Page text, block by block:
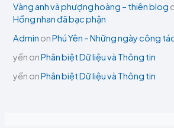
Vàng anh và phượng hoàng – thiên blog
Hồng nhan đã bạc phận
Admin onPhú Yên – Những ngày công
yến onPhân biệt Dữ liệu và Thông tin
yến onPhân biệt Dữ liệu và Thông tin